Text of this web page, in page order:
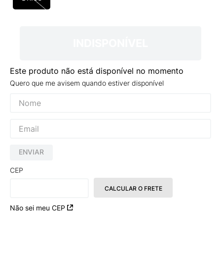
Este produto não está disponível no momento
Quero que me avisem quando estiver disponível
ENVIAR
CEP
Não sei meu CEP
CALCULAR O FRETE
VANS TÊNIS VANS ULTRARANGE